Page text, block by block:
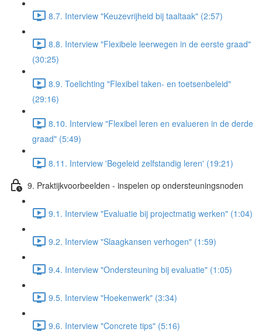
8.7. Interview "Keuzevrijheid bij taaltaak" (2:57)
8.8. Interview "Flexibele leerwegen in de eerste graad"
(30:25)
8.9. Toelichting "Flexibel taken- en toetsenbeleid"
(29:16)
8.10. Interview "Flexibel leren en evalueren in de derde
graad" (5:49)
8.11. Interview 'Begeleid zelfstandig leren' (19:21)
9. Praktijkvoorbeelden - inspelen op ondersteuningsnoden
9.1. Interview "Evaluatie bij projectmatig werken" (1:04)
9.2. Interview "Slaagkansen verhogen" (1:59)
9.4. Interview "Ondersteuning bij evaluatie" (1:05)
9.5. Interview "Hoekenwerk" (3:34)
9.6. Interview "Concrete tips" (5:16)